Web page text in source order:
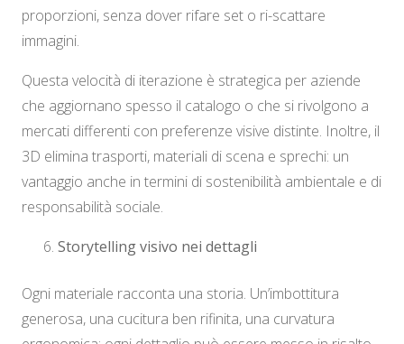
proporzioni, senza dover rifare set o ri-scattare
immagini.
Questa velocità di iterazione è strategica per aziende
che aggiornano spesso il catalogo o che si rivolgono a
mercati differenti con preferenze visive distinte. Inoltre, il
3D elimina trasporti, materiali di scena e sprechi: un
vantaggio anche in termini di sostenibilità ambientale e di
responsabilità sociale.
Storytelling visivo nei dettagli
Ogni materiale racconta una storia. Un’imbottitura
generosa, una cucitura ben rifinita, una curvatura